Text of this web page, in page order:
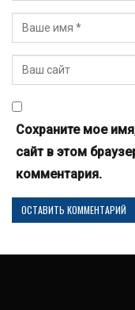
Сохраните мое
сайт в этом
комментария.